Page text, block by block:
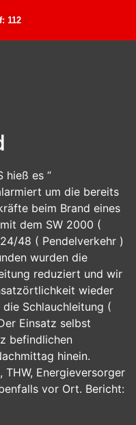
112
hieß es “
um die bereits
beim Brand eines
dem SW 2000 (
48 ( Pendelverkehr )
wurden die
reduziert und wir
wieder
Schlauchleitung (
Einsatz selbst
befindlichen
hinein.
Energieversorger
vor Ort. Bericht: